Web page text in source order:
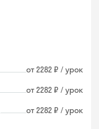
от 2282 ₽ / урок
от 2282 ₽ / урок
от 2282 ₽ / урок